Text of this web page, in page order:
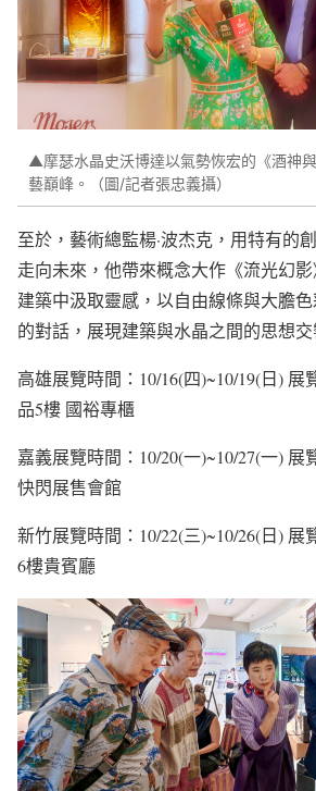
▲摩瑟水晶史沃博達以氣勢恢宏的《酒神
藝巔峰。（圖/記者張忠義攝）
至於，藝術總監楊·波杰克，用特有的
走向未來，他帶來概念大作《流光幻
建築中汲取靈感，以自由線條與大膽
的對話，展現建築與水晶之間的思想交
高雄展覽時間：10/16(四)~10/19(日)
品5樓 國裕專櫃
嘉義展覽時間：10/20(一)~10/27(一) 展
快閃展售會館
新竹展覽時間：10/22(三)~10/26(日) 展
6樓貴賓廳